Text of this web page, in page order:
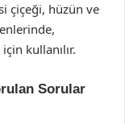
çiçeği, hüzün ve
kullanılır.
Sorular